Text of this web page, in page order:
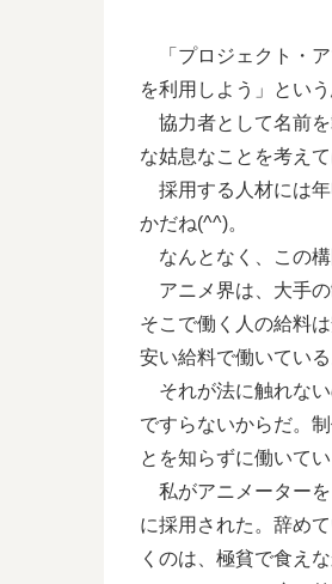
「プロジェクト・ア
を利用しよう」とい
協力者として名前
な姑息なことを考え
採用する人材には
かだね(^^)。
なんとなく、この構
アニメ界は、大手の
そこで働く人の給料
安い給料で働いている
それが法に触れない
ですらないからだ。
とを知らずに働いて
私がアニメーターを
に採用された。辞め
くのは、極貧で食え